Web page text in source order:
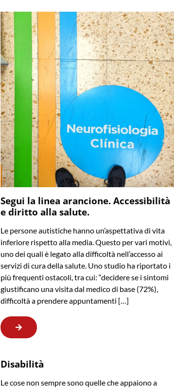
Segui la linea arancione. Accessibilità
e diritto alla salute.
Le persone autistiche hanno un’aspettativa di vita
inferiore rispetto alla media. Questo per vari motivi,
uno dei quali è legato alla difficoltà nell’accesso ai
servizi di cura della salute. Uno studio ha riportato i
più frequenti ostacoli, tra cui: “decidere se i sintomi
giustificano una visita dal medico di base (72%),
difficoltà a prendere appuntamenti […]
Disabilità
Le cose non sempre sono quelle che appaiono a